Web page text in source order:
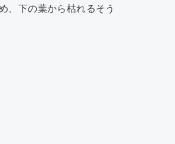
、下の葉から枯れるそう